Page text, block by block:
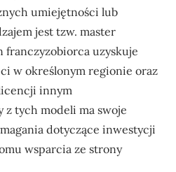
umiejętności lub
jest tzw. master
uzyskuje
w określonym regionie oraz
innym
z tych modeli ma swoje
dotyczące inwestycji
wsparcia ze strony